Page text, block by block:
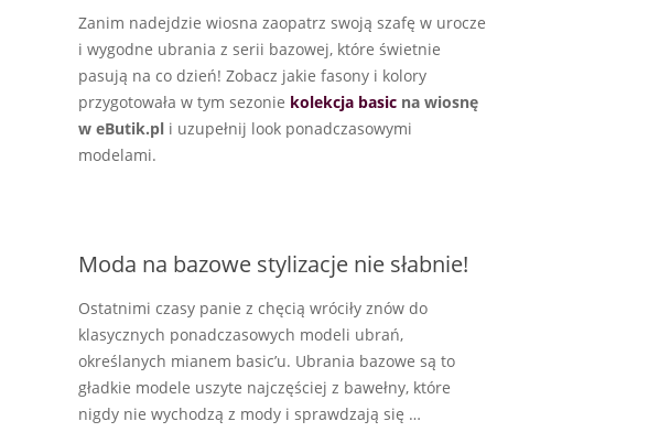
Zanim nadejdzie wiosna zaopatrz swoją szafę w urocze
i wygodne ubrania z serii bazowej, które świetnie
pasują na co dzień! Zobacz jakie fasony i kolory
przygotowała w tym sezonie kolekcja basic na wiosnę
w eButik.pl i uzupełnij look ponadczasowymi
modelami.
Moda na bazowe stylizacje nie słabnie!
Ostatnimi czasy panie z chęcią wróciły znów do
klasycznych ponadczasowych modeli ubrań,
określanych mianem basic’u. Ubrania bazowe są to
gładkie modele uszyte najczęściej z bawełny, które
nigdy nie wychodzą z mody i sprawdzają się …